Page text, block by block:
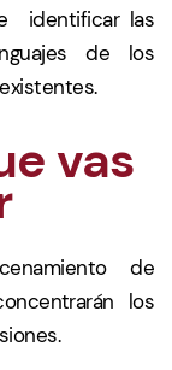
identificar las
de los
vas
de
los